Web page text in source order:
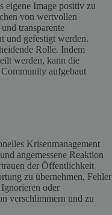
eigene Image positiv zu
von wertvollen
transparente
und gefestigt werden.
Rolle. Indem
werden, kann die
aufgebaut
Krisenmanagement
angemessene Reaktion
der Öffentlichkeit
zu übernehmen, Fehler
oder
verschlimmern und zu